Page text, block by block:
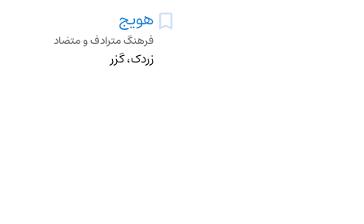
هویج
فرهنگ مترادف و متضاد
زردک، گزر